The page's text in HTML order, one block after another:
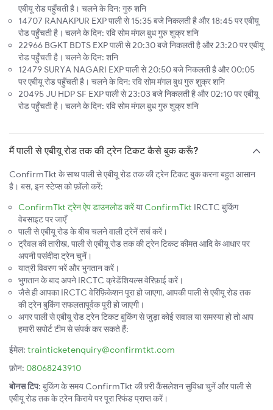
एबीयू रोड पहुँचती है। चलने के दिन: गुरु शनि
14707 RANAKPUR EXP पाली से 15:35 बजे निकलती है और 18:45 पर एबीयू
रोड पहुँचती है। चलने के दिन: रवि सोम मंगल बुध गुरु शुक्र शनि
22966 BGKT BDTS EXP पाली से 20:30 बजे निकलती है और 23:20 पर एबीयू
रोड पहुँचती है। चलने के दिन: शनि
12479 SURYA NAGARI EXP पाली से 20:50 बजे निकलती है और 00:05
पर एबीयू रोड पहुँचती है। चलने के दिन: रवि सोम मंगल बुध गुरु शुक्र शनि
20495 JU HDP SF EXP पाली से 23:03 बजे निकलती है और 02:10 पर एबीयू
रोड पहुँचती है। चलने के दिन: रवि सोम मंगल बुध गुरु शुक्र शनि
मैं पाली से एबीयू रोड तक की ट्रेन टिकट कैसे बुक करूँ?
ConfirmTkt के साथ पाली से एबीयू रोड तक की ट्रेन टिकट बुक करना बहुत आसान
है। बस, इन स्टेप्स को फ़ॉलो करें:
ConfirmTkt ट्रेन ऐप डाउनलोड करेंयाConfirmTkt IRCTC बुकिंग
वेबसाइट पर जाएँ
पाली से एबीयू रोड के बीच चलने वाली ट्रेनें सर्च करें।
ट्रैवल की तारीख, पाली से एबीयू रोड तक की ट्रेन टिकट कीमत आदि के आधार पर
अपनी पसंदीदा ट्रेन चुनें।
यात्री विवरण भरें और भुगतान करें।
भुगतान के बाद अपने IRCTC क्रेडेंशियल्स वेरिफ़ाई करें।
जैसे ही आपका IRCTC वेरिफ़िकेशन पूरा हो जाएगा, आपकी पाली से एबीयू रोड तक
की ट्रेन बुकिंग सफलतापूर्वक पूरी हो जाएगी।
अगर पाली से एबीयू रोड ट्रेन टिकट बुकिंग से जुड़ा कोई सवाल या समस्या हो तो आप
हमारी सपोर्ट टीम से संपर्क कर सकते हैं:
ईमेल: trainticketenquiry@confirmtkt.com
फ़ोन: 08068243910
बोनस टिप: बुकिंग के समय ConfirmTkt की फ़्री कैंसलेशन सुविधा चुनें और पाली से
एबीयू रोड तक के ट्रेन किराये पर पूरा रिफंड प्राप्त करें।